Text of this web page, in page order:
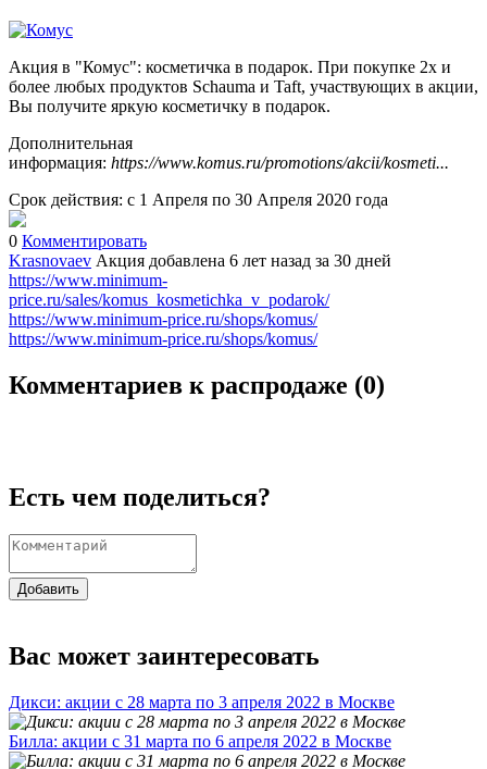
Акция в "Комус": косметичка в подарок. При покупке 2х и
более любых продуктов Schauma и Taft, участвующих в акции,
Вы получите яркую косметичку в подарок.
Дополнительная
информация: https://www.komus.ru/promotions/akcii/kosmeti...
Срок действия: с 1 Апреля по 30 Апреля 2020 года
0 Комментировать
Krasnovaev Акция добавлена 6 лет назад за 30 дней
https://www.minimum-
price.ru/sales/komus_kosmetichka_v_podarok/
https://www.minimum-price.ru/shops/komus/
https://www.minimum-price.ru/shops/komus/
Комментариев к распродаже (0)
Есть чем поделиться?
Добавить
Вас может заинтересовать
Дикси: акции с 28 марта по 3 апреля 2022 в Москве
Билла: акции с 31 марта по 6 апреля 2022 в Москве